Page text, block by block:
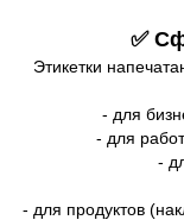
✅
Этикетки
- для
- для
-
- для продуктов